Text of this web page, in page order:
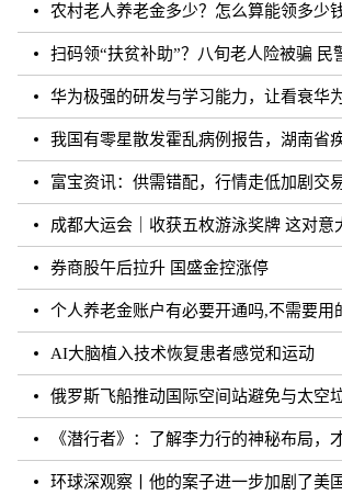
农村老人养老金多少？怎么算能领多少钱
扫码领“扶贫补助”？八旬老人险被骗 民
华为极强的研发与学习能力，让看衰华为的友商，最终多
我国有零星散发霍乱病例报告，湖南省疾控中心发布
富宝资讯：供需错配，行情走低加剧交
成都大运会｜收获五枚游泳奖牌 这对意大利兄
券商股午后拉升 国盛金控涨停
个人养老金账户有必要开通吗,不需要用的话
AI大脑植入技术恢复患者感觉和运动
俄罗斯飞船推动国际空间站避免与太空
《潜行者》：了解李力行的神秘布局，才知道老赵
环球深观察丨他的案子进一步加剧了美